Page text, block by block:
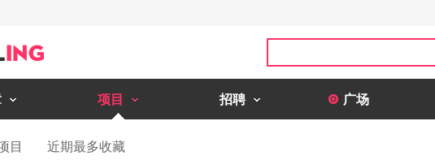
项目 招聘 广场
目 近期最多收藏